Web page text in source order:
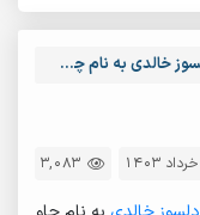
دانلود آهنگ حه مه حسین کیمنه ای و دلسوز خالدی به نام چاو رشه کاله
3,083